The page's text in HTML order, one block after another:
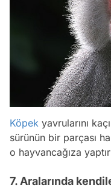
Köpek yavrularını
sürünün bir parçası
o hayvancağıza
7. Aralarında